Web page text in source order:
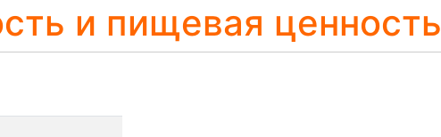
и пищевая ценность